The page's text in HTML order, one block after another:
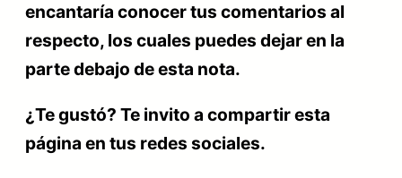
encantaría conocer tus comentarios al
respecto, los cuales puedes dejar en la
parte debajo de esta nota.
¿Te gustó? Te invito a compartir esta
página en tus redes sociales.